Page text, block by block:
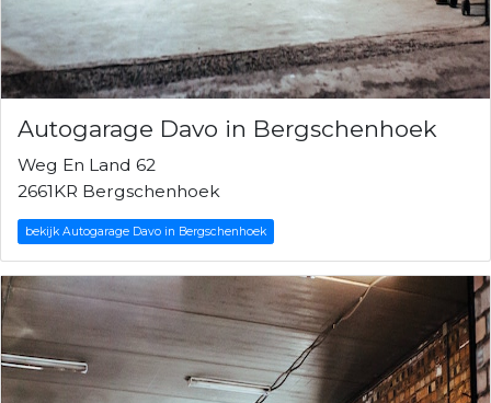
Autogarage Davo in Bergschenhoek
Weg En Land 62
2661KR Bergschenhoek
bekijk Autogarage Davo in Bergschenhoek